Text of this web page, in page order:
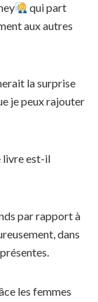
qui part
aux autres
la surprise
je peux rajouter
livre est-il
par rapport à
dans
les femmes